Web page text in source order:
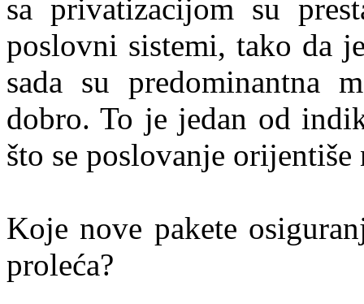
sa privatizacijom su
poslovni sistemi, tako da
sada su predominantna
dobro. To je jedan od
što se poslovanje orijentiše
Koje nove pakete
proleća?